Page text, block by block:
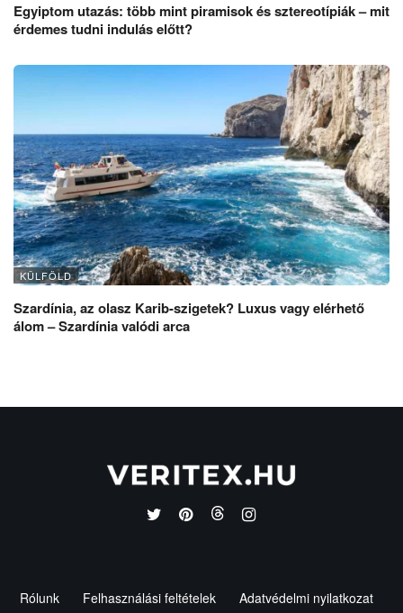
Egyiptom utazás: több mint piramisok és sztereotípiák – mit
érdemes tudni indulás előtt?
KÜLFÖLD
Szardínia, az olasz Karib-szigetek? Luxus vagy elérhető
álom – Szardínia valódi arca
Rólunk Felhasználási feltételek Adatvédelmi nyilatkozat